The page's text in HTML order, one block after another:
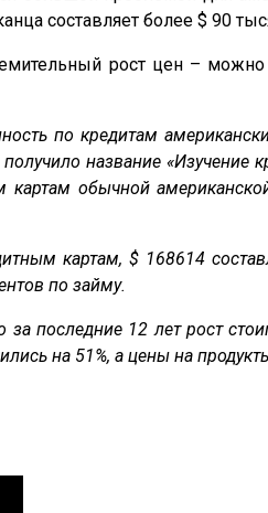
составляет более $ 90
рост цен – можно
по кредитам
название «Изучение
картам обычной
картам, $ 168614
по займу.
последние 12 лет рост
на 51%, а цены на